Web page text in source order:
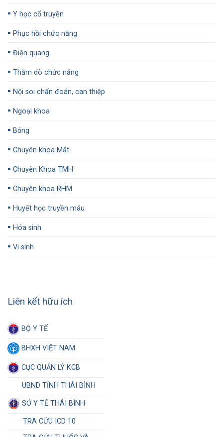
▪️ Y học cổ truyền
▪️ Phục hồi chức năng
▪️ Điện quang
▪️ Thăm dò chức năng
▪️ Nội soi chẩn đoán, can thiệp
▪️ Ngoại khoa
▪️ Bỏng
▪️ Chuyên khoa Mắt
▪️ Chuyên Khoa TMH
▪️ Chuyên khoa RHM
▪️ Huyết học truyền máu
▪️ Hóa sinh
▪️ Vi sinh
Liên kết hữu ích
BỘ Y TẾ
BHXH VIỆT NAM
CỤC QUẢN LÝ KCB
UBND TỈNH THÁI BÌNH
SỞ Y TẾ THÁI BÌNH
TRA CỨU ICD 10